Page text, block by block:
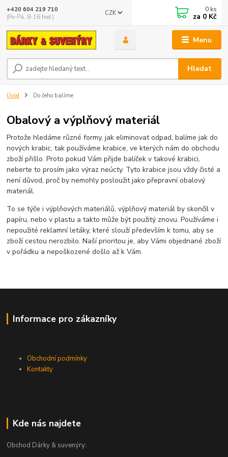
Menu
CZK
Hledat
+420 604 219 710
(Po-Pá, 8-16 hod.)
0 ks
za 0 Kč
Úvod Do čeho balíme
Obalový a výplňový materiál
Protože hledáme různé formy, jak eliminovat odpad, balíme jak do
nových krabic, tak používáme krabice, ve kterých nám do obchodu
zboží přišlo. Proto pokud Vám přijde balíček v takové krabici,
neberte to prosím jako výraz neúcty. Tyto krabice jsou vždy čisté a
není důvod, proč by nemohly posloužit jako přepravní obalový
materiál.
To se týče i výplňových materiálů, výplňový materiál by skončil v
papíru, nebo v plastu a takto může být použitý znovu. Používáme i
nepoužité reklamní letáky, které slouží především k tomu, aby se
zboží cestou nerozbilo. Naší prioritou je, aby Vámi objednané zboží
v pořádku a nepoškozené došlo až k Vám.
Informace pro zákazníky
Obchodní podmínky
Kontakty
Kde nás najdete
Obchod Dárky & suvenýry: